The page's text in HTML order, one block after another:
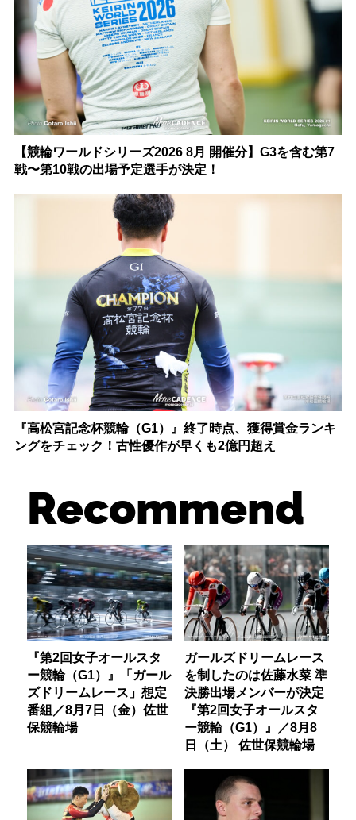
【競輪ワールドシリーズ2026 8月 開催分】G3を含む第7
戦〜第10戦の出場予定選手が決定！
『高松宮記念杯競輪（G1）』終了時点、獲得賞金ランキ
ングをチェック！古性優作が早くも2億円超え
Recommend
『第2回女子オールスタ
ー競輪（G1）』「ガール
ズドリームレース」想定
番組／8月7日（金）佐世
保競輪場
ガールズドリームレース
を制したのは佐藤水菜 準
決勝出場メンバーが決定
『第2回女子オールスタ
ー競輪（G1）』／8月8
日（土） 佐世保競輪場